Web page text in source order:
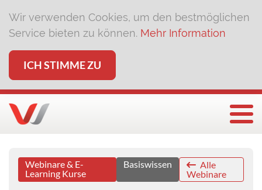
Wir verwenden Cookies, um den bestmöglichen
Service bieten zu können. Mehr Information
ICH STIMME ZU
Webinare & E-
Learning Kurse
Basiswissen
Alle
Webinare